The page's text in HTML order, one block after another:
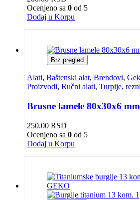
Ocenjeno sa 0 od 5
Dodaj u Korpu
Brz pregled
Alati, Baštenski alat, Brendovi,
Proizvodi, Ručni alati, Turpije,
Brusne lamele 80x30x6
250.00 RSD
Ocenjeno sa 0 od 5
Dodaj u Korpu